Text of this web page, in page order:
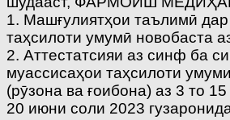
1. Машғулиятҳои таълимӣ
таҳсилоти умумӣ новобаста
2. Аттестатсияи аз синф ба
муассисаҳои таҳсилоти
(рӯзона ва ғоибона) аз 3 то
20 июни соли 2023